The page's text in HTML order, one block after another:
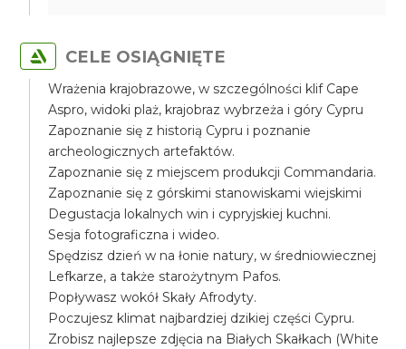
CELE OSIĄGNIĘTE
Wrażenia krajobrazowe, w szczególności klif Cape
Aspro, widoki plaż, krajobraz wybrzeża i góry Cypru
Zapoznanie się z historią Cypru i poznanie
archeologicznych artefaktów.
Zapoznanie się z miejscem produkcji Commandaria.
Zapoznanie się z górskimi stanowiskami wiejskimi
Degustacja lokalnych win i cypryjskiej kuchni.
Sesja fotograficzna i wideo.
Spędzisz dzień w na łonie natury, w średniowiecznej
Lefkarze, a także starożytnym Pafos.
Popływasz wokół Skały Afrodyty.
Poczujesz klimat najbardziej dzikiej części Cypru.
Zrobisz najlepsze zdjęcia na Białych Skałkach (White